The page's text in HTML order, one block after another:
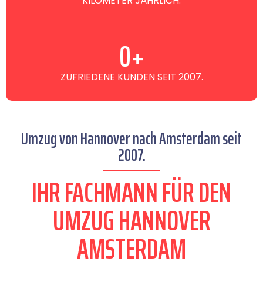
ZUFRIEDENE KUNDEN SEIT 2007.
0+
Umzug von Hannover nach Amsterdam seit
2007.
IHR FACHMANN FÜR DEN
UMZUG HANNOVER
AMSTERDAM